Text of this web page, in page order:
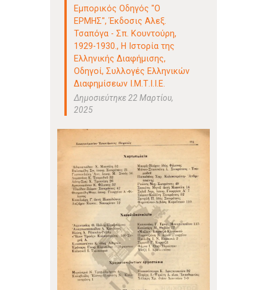
Εμπορικός Οδηγός "Ο
ΕΡΜΗΣ", Έκδοσις Αλεξ.
Τσαπόγα - Σπ. Κουντούρη,
1929-1930., Η Ιστορία της
Ελληνικής Διαφήμισης,
Οδηγοί,Συλλογές Ελληνικών
Διαφημίσεων Ι.Μ.Τ.Ι.Ι.Ε.
Δημοσιεύτηκε 22 Μαρτίου,
2025